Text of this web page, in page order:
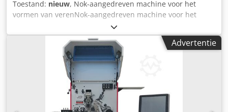
Toestand: nieuw, Nok-aangedreven machine voor het
vormen van verenNok-aangedreven machine voor het
vormen van veren Crodpfomb Uurox Abxsf
Advertentie